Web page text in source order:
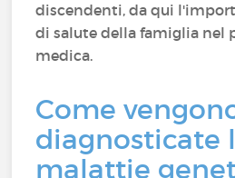
discendenti, da qui
di salute della famiglia nel
medica.
Come
diagnosticate
malattie